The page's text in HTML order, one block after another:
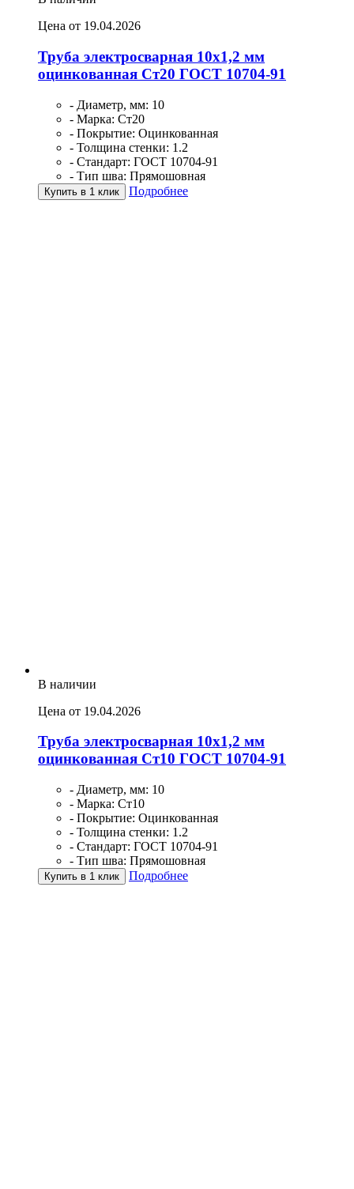
Цена от 19.04.2026
Труба электросварная 10х1,2 мм
оцинкованная Ст20 ГОСТ 10704-91
- Диаметр, мм: 10
- Марка: Ст20
- Покрытие: Оцинкованная
- Толщина стенки: 1.2
- Стандарт: ГОСТ 10704-91
- Тип шва: Прямошовная
Купить в 1 клик Подробнее
В наличии
Цена от 19.04.2026
Труба электросварная 10х1,2 мм
оцинкованная Ст10 ГОСТ 10704-91
- Диаметр, мм: 10
- Марка: Ст10
- Покрытие: Оцинкованная
- Толщина стенки: 1.2
- Стандарт: ГОСТ 10704-91
- Тип шва: Прямошовная
Купить в 1 клик Подробнее